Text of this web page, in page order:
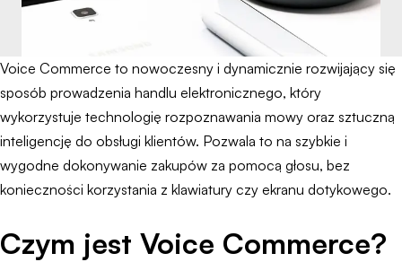
Voice Commerce to nowoczesny i dynamicznie rozwijający się
sposób prowadzenia handlu elektronicznego, który
wykorzystuje technologię rozpoznawania mowy oraz sztuczną
inteligencję do obsługi klientów. Pozwala to na szybkie i
wygodne dokonywanie zakupów za pomocą głosu, bez
konieczności korzystania z klawiatury czy ekranu dotykowego.
Czym jest Voice Commerce?